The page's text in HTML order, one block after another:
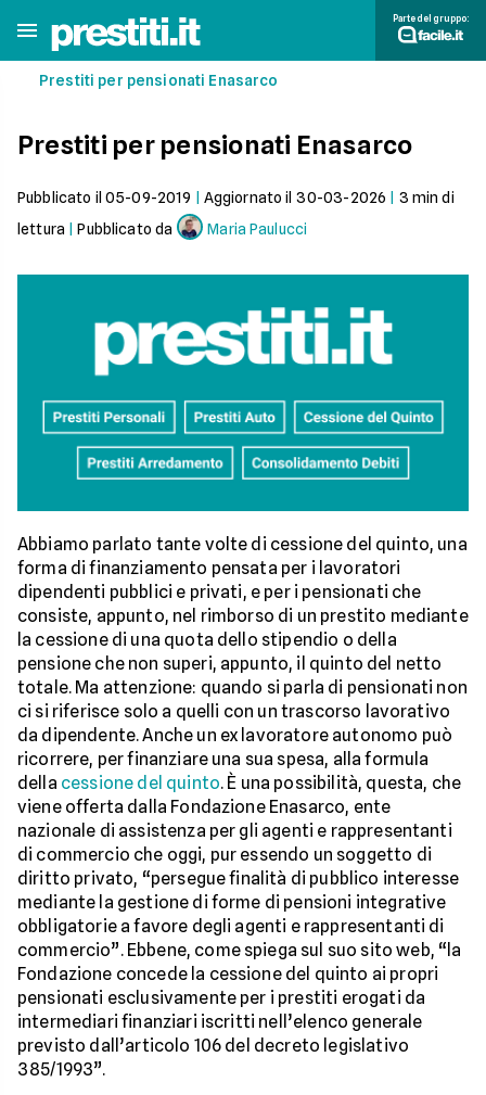
Parte del gruppo:
Prestiti per pensionati Enasarco
Prestiti per pensionati Enasarco
Pubblicato il 05-09-2019 Aggiornato il 30-03-2026 3 min di
lettura |Pubblicato da Maria Paulucci
Abbiamo parlato tante volte di cessione del quinto, una
forma di finanziamento pensata per i lavoratori
dipendenti pubblici e privati, e per i pensionati che
consiste, appunto, nel rimborso di un prestito mediante
la cessione di una quota dello stipendio o della
pensione che non superi, appunto, il quinto del netto
totale. Ma attenzione: quando si parla di pensionati non
ci si riferisce solo a quelli con un trascorso lavorativo
da dipendente. Anche un ex lavoratore autonomo può
ricorrere, per finanziare una sua spesa, alla formula
della cessione del quinto. È una possibilità, questa, che
viene offerta dalla Fondazione Enasarco, ente
nazionale di assistenza per gli agenti e rappresentanti
di commercio che oggi, pur essendo un soggetto di
diritto privato, “persegue finalità di pubblico interesse
mediante la gestione di forme di pensioni integrative
obbligatorie a favore degli agenti e rappresentanti di
commercio”. Ebbene, come spiega sul suo sito web, “la
Fondazione concede la cessione del quinto ai propri
pensionati esclusivamente per i prestiti erogati da
intermediari finanziari iscritti nell’elenco generale
previsto dall’articolo 106 del decreto legislativo
385/1993”.